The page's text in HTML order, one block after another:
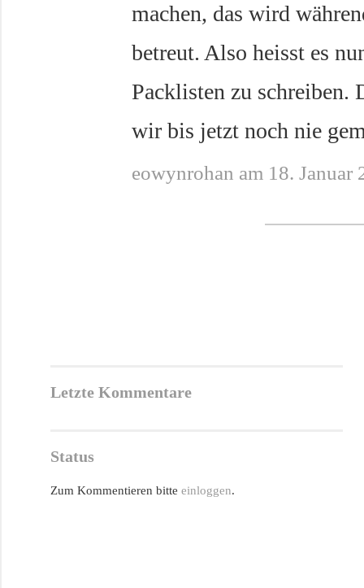
machen, das wird
betreut. Also heisst es
Packlisten zu schreiben.
wir bis jetzt noch nie
eowynrohan am 18. Januar
Letzte Kommentare
Status
Zum Kommentieren bitte einloggen.